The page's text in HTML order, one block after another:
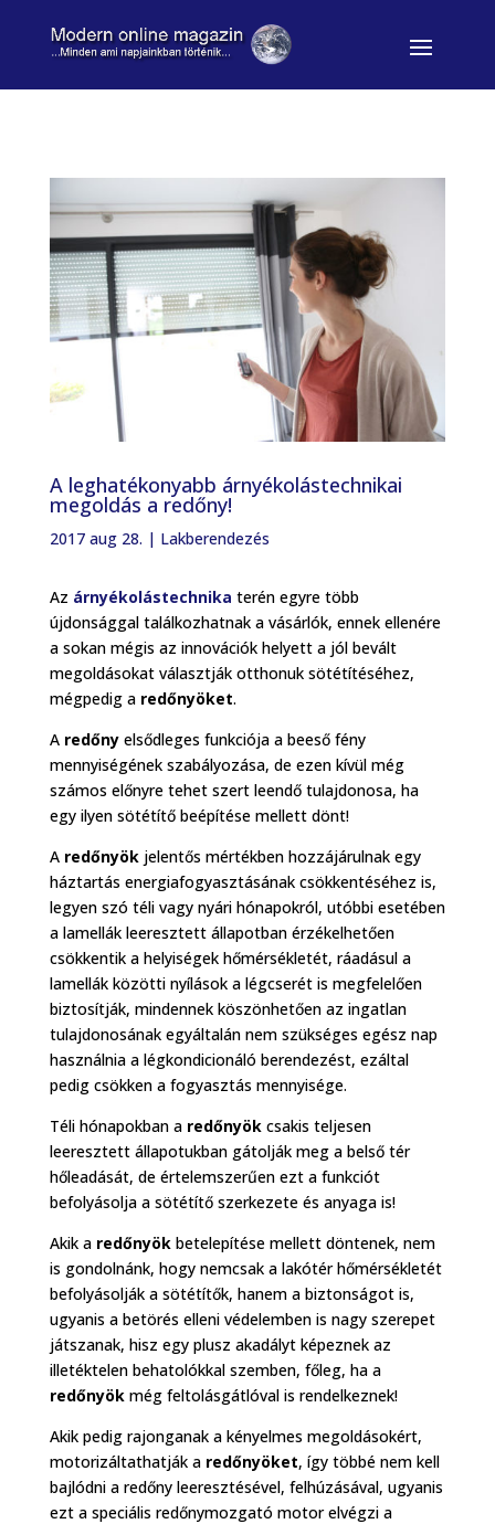
A leghatékonyabb árnyékolástechnikai
megoldás a redőny!
2017 aug 28. | Lakberendezés
Az árnyékolástechnika terén egyre több
újdonsággal találkozhatnak a vásárlók, ennek ellenére
a sokan mégis az innovációk helyett a jól bevált
megoldásokat választják otthonuk sötétítéséhez,
mégpedig a redőnyöket.
A redőnyelsődleges funkciója a beeső fény
mennyiségének szabályozása, de ezen kívül még
számos előnyre tehet szert leendő tulajdonosa, ha
egy ilyen sötétítő beépítése mellett dönt!
A redőnyökjelentős mértékben hozzájárulnak egy
háztartás energiafogyasztásának csökkentéséhez is,
legyen szó téli vagy nyári hónapokról, utóbbi esetében
a lamellák leeresztett állapotban érzékelhetően
csökkentik a helyiségek hőmérsékletét, ráadásul a
lamellák közötti nyílások a légcserét is megfelelően
biztosítják, mindennek köszönhetően az ingatlan
tulajdonosának egyáltalán nem szükséges egész nap
használnia a légkondicionáló berendezést, ezáltal
pedig csökken a fogyasztás mennyisége.
Téli hónapokban a redőnyökcsakis teljesen
leeresztett állapotukban gátolják meg a belső tér
hőleadását, de értelemszerűen ezt a funkciót
befolyásolja a sötétítő szerkezete és anyaga is!
Akik a redőnyökbetelepítése mellett döntenek, nem
is gondolnánk, hogy nemcsak a lakótér hőmérsékletét
befolyásolják a sötétítők, hanem a biztonságot is,
ugyanis a betörés elleni védelemben is nagy szerepet
játszanak, hisz egy plusz akadályt képeznek az
illetéktelen behatolókkal szemben, főleg, ha a
redőnyökmég feltolásgátlóval is rendelkeznek!
Akik pedig rajonganak a kényelmes megoldásokért,
motorizáltathatják a redőnyöket, így többé nem kell
bajlódni a redőny leeresztésével, felhúzásával, ugyanis
ezt a speciális redőnymozgató motor elvégzi a